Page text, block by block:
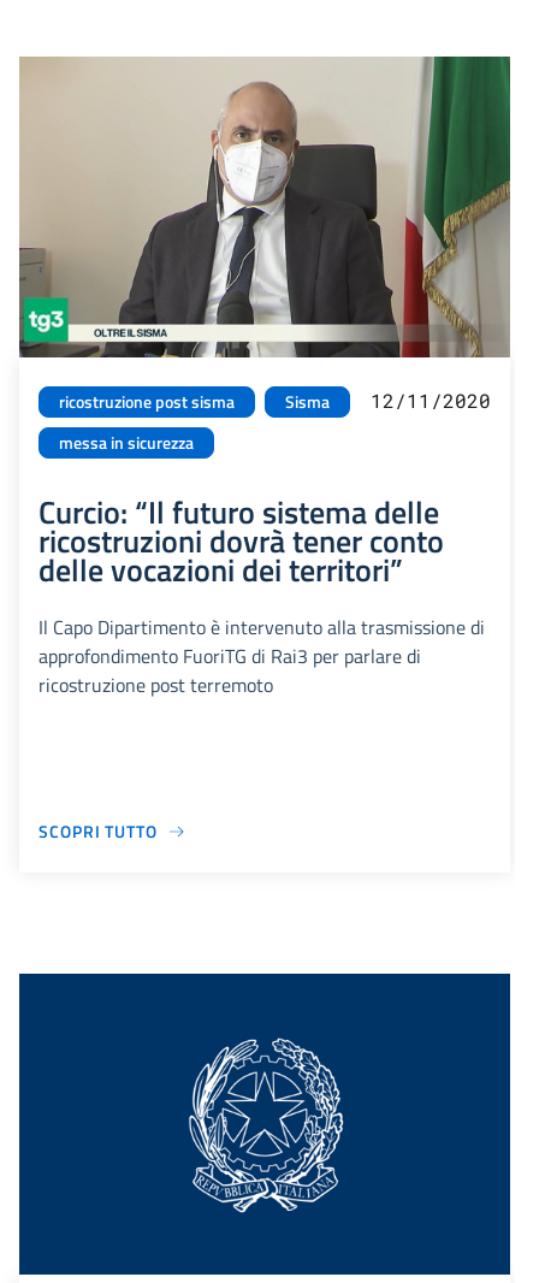
ricostruzione post sisma
Sisma
messa in sicurezza
12/11/2020
Curcio: “Il futuro sistema delle
ricostruzioni dovrà tener conto
delle vocazioni dei territori”
Il Capo Dipartimento è intervenuto alla trasmissione di
approfondimento FuoriTG di Rai3 per parlare di
ricostruzione post terremoto
SCOPRI TUTTO